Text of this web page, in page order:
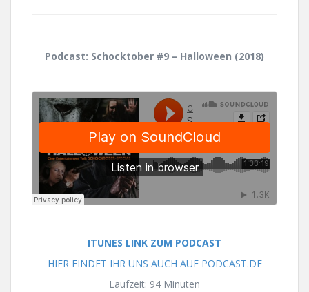
Podcast: Schocktober #9 – Halloween (2018)
ITUNES LINK ZUM PODCAST
HIER FINDET IHR UNS AUCH AUF PODCAST.DE
Laufzeit: 94 Minuten